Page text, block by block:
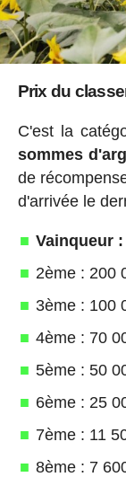
Prix du
C'est la
sommes
de
d'arrivée le
Vainqueur
2ème : 200
3ème : 100
4ème : 70
5ème : 50
6ème : 25
7ème : 11
8ème : 7